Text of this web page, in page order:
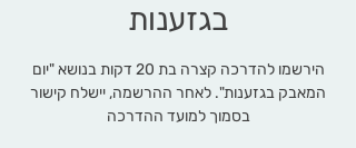
בגזענות
הירשמו להדרכה קצרה בת 20 דקות בנושא "יום
המאבק בגזענות". לאחר ההרשמה, יישלח קישור
בסמוך למועד ההדרכה